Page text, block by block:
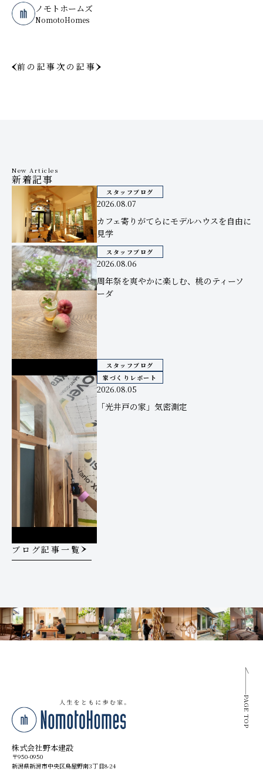
ノモトホームズ
NomotoHomes
前の記事次の記事
New Articles
新着記事
ブログ記事一覧
スタッフブログ
2026.08.07
カフェ寄りがてらにモデルハウスを自由に
見学
スタッフブログ
2026.08.06
周年祭を爽やかに楽しむ、桃のティーソ
ーダ
スタッフブログ
家づくりレポート
2026.08.05
「光井戸の家」気密測定
株式会社野本建設
〒950-0950
新潟県新潟市中央区鳥屋野南3丁目8-24
PAGE TOP